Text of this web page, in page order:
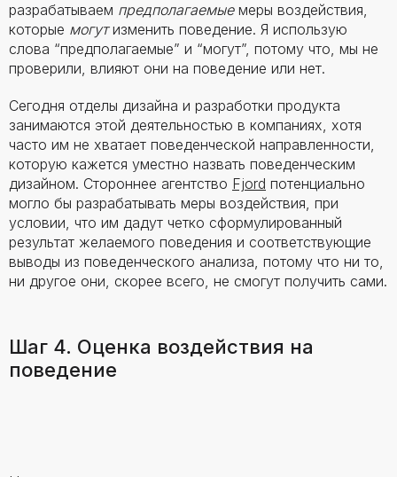
разрабатываем предполагаемыемеры воздействия,
которые могутизменить поведение. Я использую
слова “предполагаемые” и “могут”, потому что, мы не
проверили, влияют они на поведение или нет.
Сегодня отделы дизайна и разработки продукта
занимаются этой деятельностью в компаниях, хотя
часто им не хватает поведенческой направленности,
которую кажется уместно назвать поведенческим
дизайном. Стороннее агентство Fjord потенциально
могло бы разрабатывать меры воздействия, при
условии, что им дадут четко сформулированный
результат желаемого поведения и соответствующие
выводы из поведенческого анализа, потому что ни то,
ни другое они, скорее всего, не смогут получить сами.
Шаг 4. Оценка воздействия на
поведение